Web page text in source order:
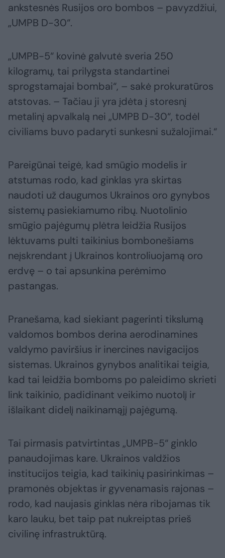
ankstesnės Rusijos oro bombos – pavyzdžiui,
„UMPB D-30“.
„UMPB-5“ kovinė galvutė sveria 250
kilogramų, tai prilygsta standartinei
sprogstamajai bombai“, – sakė prokuratūros
atstovas. – Tačiau ji yra įdėta į storesnį
metalinį apvalkalą nei „UMPB D-30“, todėl
civiliams buvo padaryti sunkesni sužalojimai.“
Pareigūnai teigė, kad smūgio modelis ir
atstumas rodo, kad ginklas yra skirtas
naudoti už daugumos Ukrainos oro gynybos
sistemų pasiekiamumo ribų. Nuotolinio
smūgio pajėgumų plėtra leidžia Rusijos
lėktuvams pulti taikinius bombonešiams
neįskrendant į Ukrainos kontroliuojamą oro
erdvę – o tai apsunkina perėmimo
pastangas.
Pranešama, kad siekiant pagerinti tikslumą
valdomos bombos derina aerodinamines
valdymo paviršius ir inercines navigacijos
sistemas. Ukrainos gynybos analitikai teigia,
kad tai leidžia bomboms po paleidimo skrieti
link taikinio, padidinant veikimo nuotolį ir
išlaikant didelį naikinamąjį pajėgumą.
Tai pirmasis patvirtintas „UMPB-5“ ginklo
panaudojimas kare. Ukrainos valdžios
institucijos teigia, kad taikinių pasirinkimas –
pramonės objektas ir gyvenamasis rajonas –
rodo, kad naujasis ginklas nėra ribojamas tik
karo lauku, bet taip pat nukreiptas prieš
civilinę infrastruktūrą.